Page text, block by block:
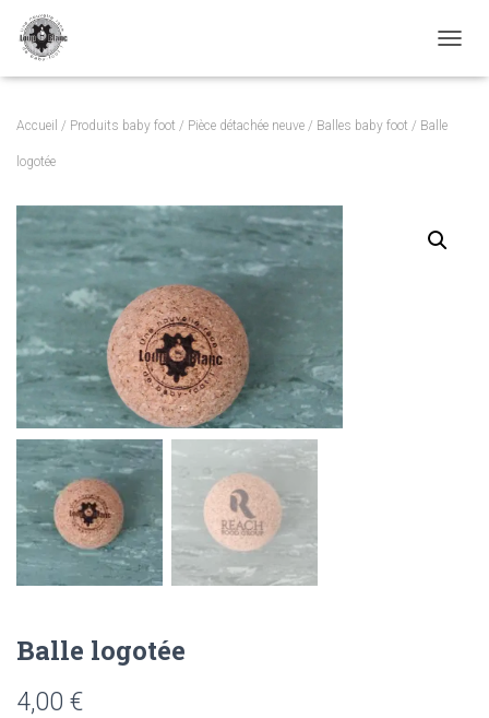
Accueil / Produits baby foot / Pièce détachée neuve / Balles baby foot / Balle
logotée
Balle logotée
4,00 €